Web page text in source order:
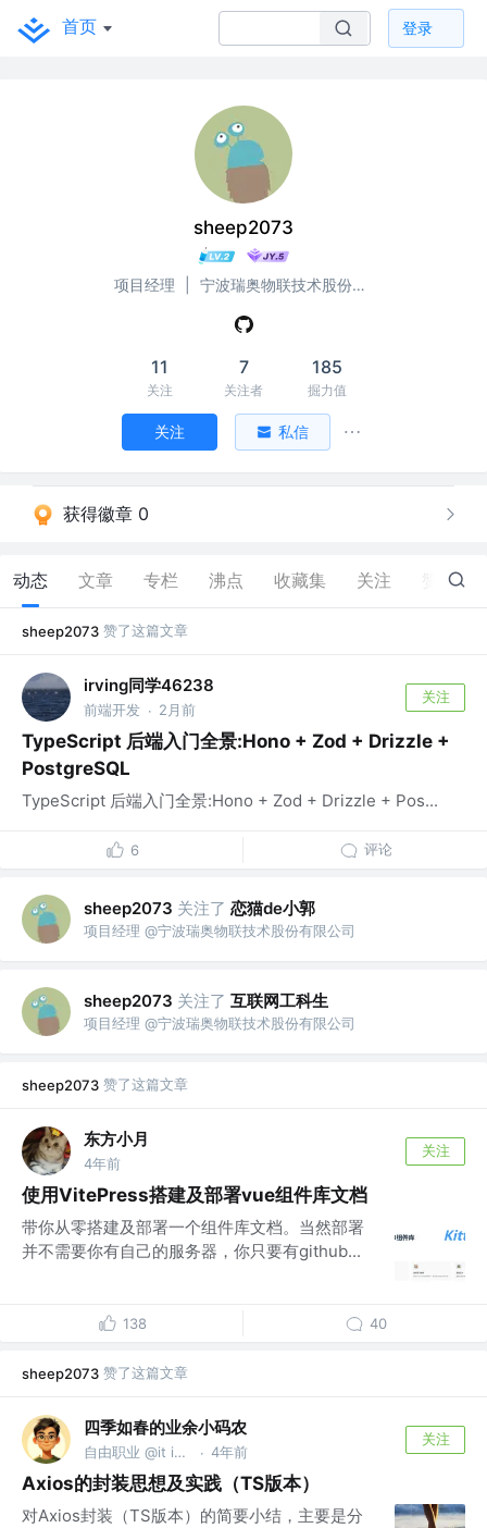
首页 登录
sheep2073
项目经理 宁波瑞奥物联技术股份有限公司
11
关注
7
关注者
185
掘力值
关注 私信
获得徽章 0
动态 文章 专栏 沸点 收藏集 关注 127
sheep2073 赞了这篇文章
irving同学46238
前端开发 · 2月前
关注
TypeScript 后端入门全景:Hono + Zod + Drizzle +
PostgreSQL
TypeScript 后端入门全景:Hono + Zod + Drizzle + Pos...
6 评论
sheep2073 关注了 恋猫de小郭
项目经理 @宁波瑞奥物联技术股份有限公司
sheep2073 关注了 互联网工科生
项目经理 @宁波瑞奥物联技术股份有限公司
sheep2073 赞了这篇文章
东方小月
4年前
关注
使用VitePress搭建及部署vue组件库文档
带你从零搭建及部署一个组件库文档。当然部署
并不需要你有自己的服务器，你只要有github...
138 40
sheep2073 赞了这篇文章
四季如春的业余小码农
自由职业 @it is a secret. · 4年前
关注
Axios的封装思想及实践（TS版本）
对Axios封装（TS版本）的简要小结，主要是分